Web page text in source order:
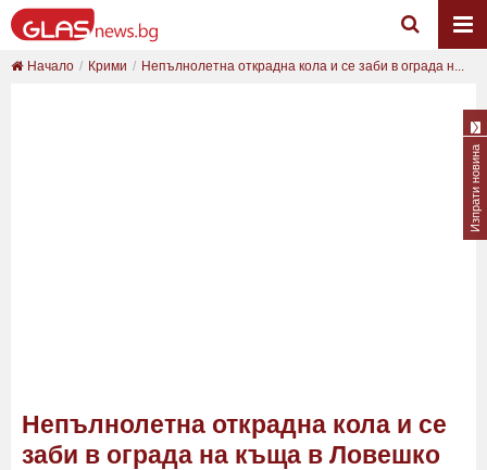
Начало Крими Непълнолетна открадна кола и се заби в ограда н...
Непълнолетна открадна кола и се
заби в ограда на къща в Ловешко
Изпрати новина